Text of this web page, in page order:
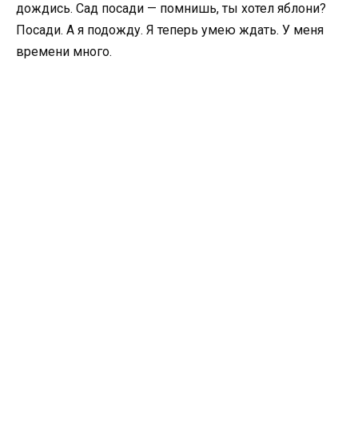
дождись. Сад посади — помнишь, ты хотел яблони?
Посади. А я подожду. Я теперь умею ждать. У меня
времени много.